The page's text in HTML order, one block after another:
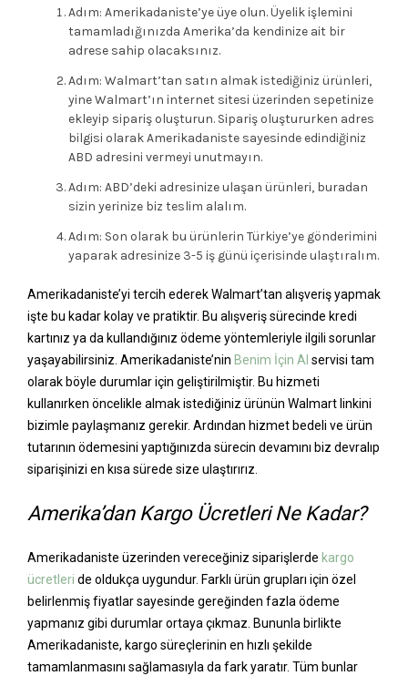
Adım: Amerikadaniste’ye üye olun. Üyelik işlemini
tamamladığınızda Amerika’da kendinize ait bir
adrese sahip olacaksınız.
Adım: Walmart’tan satın almak istediğiniz ürünleri,
yine Walmart’ın internet sitesi üzerinden sepetinize
ekleyip sipariş oluşturun. Sipariş oluştururken adres
bilgisi olarak Amerikadaniste sayesinde edindiğiniz
ABD adresini vermeyi unutmayın.
Adım: ABD’deki adresinize ulaşan ürünleri, buradan
sizin yerinize biz teslim alalım.
Adım: Son olarak bu ürünlerin Türkiye’ye gönderimini
yaparak adresinize 3-5 iş günü içerisinde ulaştıralım.
Amerikadaniste’yi tercih ederek Walmart’tan alışveriş yapmak
işte bu kadar kolay ve pratiktir. Bu alışveriş sürecinde kredi
kartınız ya da kullandığınız ödeme yöntemleriyle ilgili sorunlar
yaşayabilirsiniz. Amerikadaniste’nin Benim İçin Al servisi tam
olarak böyle durumlar için geliştirilmiştir. Bu hizmeti
kullanırken öncelikle almak istediğiniz ürünün Walmart linkini
bizimle paylaşmanız gerekir. Ardından hizmet bedeli ve ürün
tutarının ödemesini yaptığınızda sürecin devamını biz devralıp
siparişinizi en kısa sürede size ulaştırırız.
Amerika’dan Kargo Ücretleri Ne Kadar?
Amerikadaniste üzerinden vereceğiniz siparişlerde kargo
ücretleri de oldukça uygundur. Farklı ürün grupları için özel
belirlenmiş fiyatlar sayesinde gereğinden fazla ödeme
yapmanız gibi durumlar ortaya çıkmaz. Bununla birlikte
Amerikadaniste, kargo süreçlerinin en hızlı şekilde
tamamlanmasını sağlamasıyla da fark yaratır. Tüm bunlar